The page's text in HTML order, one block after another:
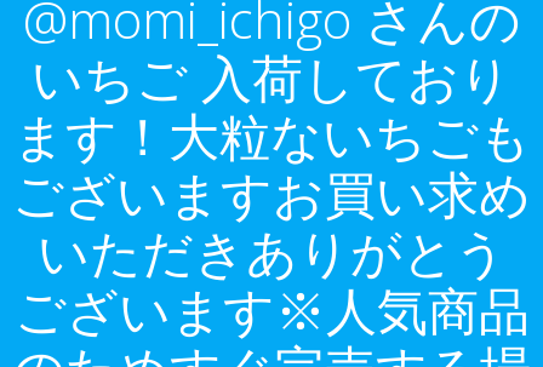
キ
ッ
プ
@momi_ichigo さんの
いちご 入荷しており
ます！大粒ないちごも
ございますお買い求め
いただきありがとう
ございます※人気商品